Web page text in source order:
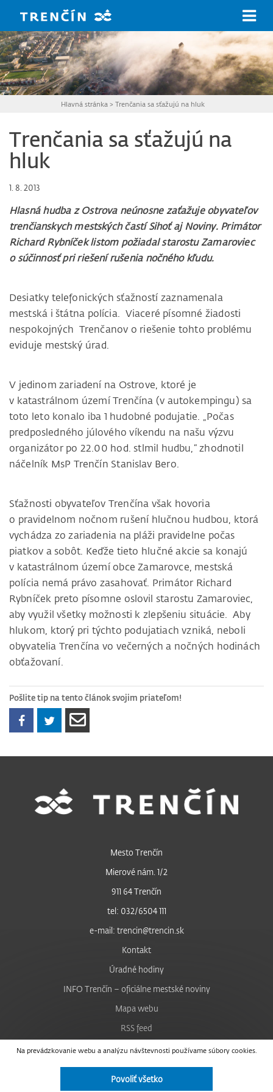
Hlavná stránka >Trenčania sa sťažujú na hluk
Trenčania sa sťažujú na
hluk
1. 8. 2013
Hlasná hudba z Ostrova neúnosne zaťažuje obyvateľov
trenčianskych mestských častí Sihoť aj Noviny. Primátor
Richard Rybníček listom požiadal starostu Zamaroviec
o súčinnosť pri riešení rušenia nočného kľudu.
Desiatky telefonických sťažností zaznamenala
mestská i štátna polícia. Viaceré písomné žiadosti
nespokojných Trenčanov o riešenie tohto problému
eviduje mestský úrad.
V jedinom zariadení na Ostrove, ktoré je
v katastrálnom území Trenčína (v autokempingu) sa
toto leto konalo iba 1 hudobné podujatie. „Počas
predposledného júlového víkendu na našu výzvu
organizátor po 22.00 hod. stlmil hudbu,“ zhodnotil
náčelník MsP Trenčín Stanislav Bero.
Sťažnosti obyvateľov Trenčína však hovoria
o pravidelnom nočnom rušení hlučnou hudbou, ktorá
vychádza zo zariadenia na pláži pravidelne počas
piatkov a sobôt. Keďže tieto hlučné akcie sa konajú
v katastrálnom území obce Zamarovce, mestská
polícia nemá právo zasahovať. Primátor Richard
Rybníček preto písomne oslovil starostu Zamaroviec,
aby využil všetky možnosti k zlepšeniu situácie. Aby
hlukom, ktorý pri týchto podujatiach vzniká, neboli
obyvatelia Trenčína vo večerných a nočných hodinách
obťažovaní.
Pošlite tip na tento článok svojim priateľom!
Na prevádzkovanie webu a analýzu návštevnosti používame súbory cookies.
Povoliť všetko
Mesto Trenčín
Mierové nám. 1/2
911 64 Trenčín
tel: 032/6504 111
e-mail: trencin@trencin.sk
Kontakt
Úradné hodiny
INFO Trenčín – oficiálne mestské noviny
Mapa webu
RSS feed
Nastavenie cookies
Facebook